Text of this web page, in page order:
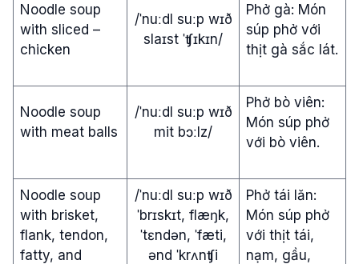
Noodle soup
with sliced –
chicken
/ˈnuːdl suːp wɪð
slaɪst ˈʧɪkɪn/
Phở gà: Món
súp phở với
thịt gà sắc lát.
Noodle soup
with meat balls
/ˈnuːdl suːp wɪð
mit bɔːlz/
Phở bò viên:
Món súp phở
với bò viên.
Noodle soup
with brisket,
flank, tendon,
fatty, and
/ˈnuːdl suːp wɪð
ˈbrɪskɪt, flæŋk,
ˈtɛndən, ˈfæti,
ənd ˈkrʌnʧi
Phở tái lăn:
Món súp phở
với thịt tái,
nạm, gầu,